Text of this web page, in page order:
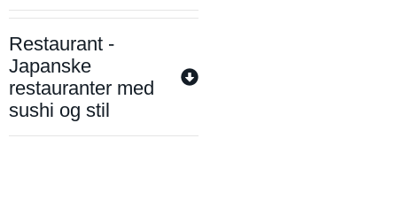
Restaurant -
Japanske
restauranter med
sushi og stil